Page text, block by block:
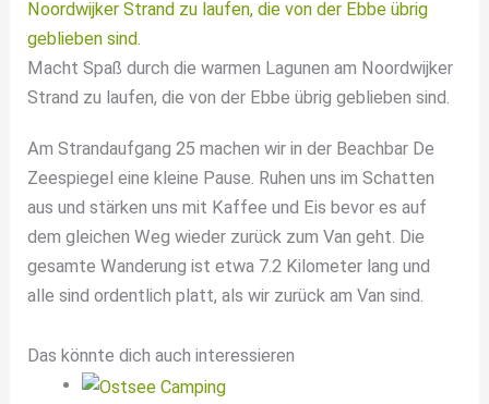
Macht Spaß durch die warmen Lagunen am Noordwijker
Strand zu laufen, die von der Ebbe übrig geblieben sind.
Am Strandaufgang 25 machen wir in der Beachbar De
Zeespiegel eine kleine Pause. Ruhen uns im Schatten
aus und stärken uns mit Kaffee und Eis bevor es auf
dem gleichen Weg wieder zurück zum Van geht. Die
gesamte Wanderung ist etwa 7.2 Kilometer lang und
alle sind ordentlich platt, als wir zurück am Van sind.
Das könnte dich auch interessieren